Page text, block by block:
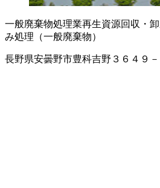
一般廃棄物処理業再生資源回収・卸
み処理（一般廃棄物）
長野県安曇野市豊科吉野３６４９－